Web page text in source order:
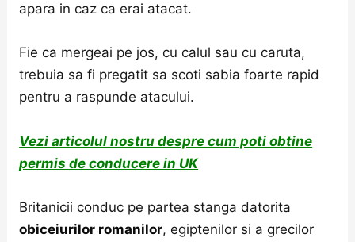
apara in caz ca erai atacat.
Fie ca mergeai pe jos, cu calul sau cu caruta,
trebuia sa fi pregatit sa scoti sabia foarte rapid
pentru a raspunde atacului.
Vezi articolul nostru despre cum poti obtine
permis de conducere in UK
Britanicii conduc pe partea stanga datorita
obiceiurilor romanilor, egiptenilor si a grecilor